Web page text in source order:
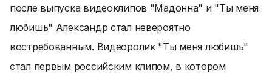
после выпуска видеоклипов "Мадонна" и "Ты меня
любишь" Александр стал невероятно
востребованным. Видеоролик "Ты меня любишь"
стал первым российским клипом, в котором